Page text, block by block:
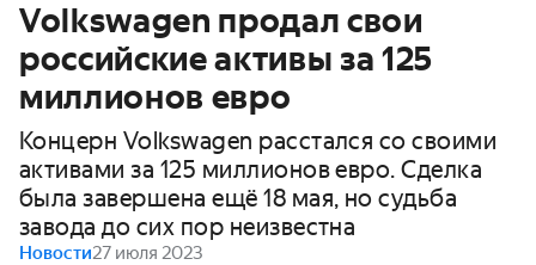
Volkswagen продал свои
российские активы за 125
миллионов евро
Концерн Volkswagen расстался со своими
активами за 125 миллионов евро. Сделка
была завершена ещё 18 мая, но судьба
завода до сих пор неизвестна
Новости27 июля 2023